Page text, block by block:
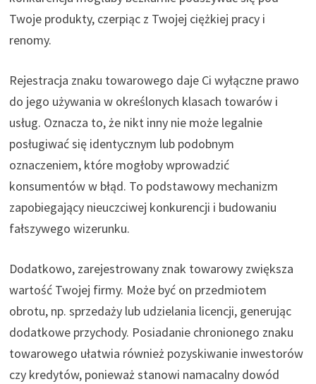
Twoje produkty, czerpiąc z Twojej ciężkiej pracy i
renomy.
Rejestracja znaku towarowego daje Ci wyłączne prawo
do jego używania w określonych klasach towarów i
usług. Oznacza to, że nikt inny nie może legalnie
posługiwać się identycznym lub podobnym
oznaczeniem, które mogłoby wprowadzić
konsumentów w błąd. To podstawowy mechanizm
zapobiegający nieuczciwej konkurencji i budowaniu
fałszywego wizerunku.
Dodatkowo, zarejestrowany znak towarowy zwiększa
wartość Twojej firmy. Może być on przedmiotem
obrotu, np. sprzedaży lub udzielania licencji, generując
dodatkowe przychody. Posiadanie chronionego znaku
towarowego ułatwia również pozyskiwanie inwestorów
czy kredytów, ponieważ stanowi namacalny dowód